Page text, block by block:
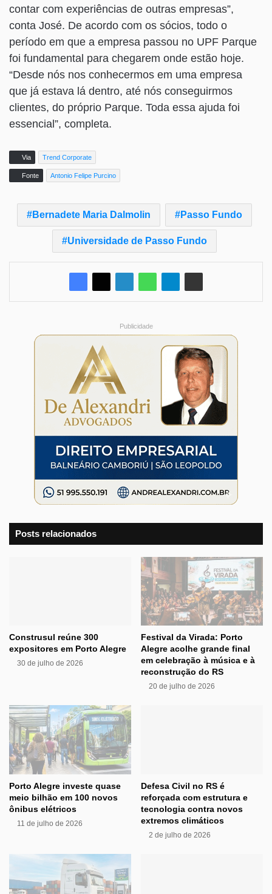
contar com experiências de outras empresas”,
conta José. De acordo com os sócios, todo o
período em que a empresa passou no UPF Parque
foi fundamental para chegarem onde estão hoje.
“Desde nós nos conhecermos em uma empresa
que já estava lá dentro, até nós conseguirmos
clientes, do próprio Parque. Toda essa ajuda foi
essencial”, completa.
Via Trend Corporate
Fonte Antonio Felipe Purcino
Bernadete Maria Dalmolin Passo Fundo
Universidade de Passo Fundo
Publicidade
Posts relacionados
Construsul reúne 300
expositores em Porto Alegre
30 de julho de 2026
Festival da Virada: Porto
Alegre acolhe grande final
em celebração à música e à
reconstrução do RS
20 de julho de 2026
Porto Alegre investe quase
meio bilhão em 100 novos
ônibus elétricos
11 de julho de 2026
Defesa Civil no RS é
reforçada com estrutura e
tecnologia contra novos
extremos climáticos
2 de julho de 2026